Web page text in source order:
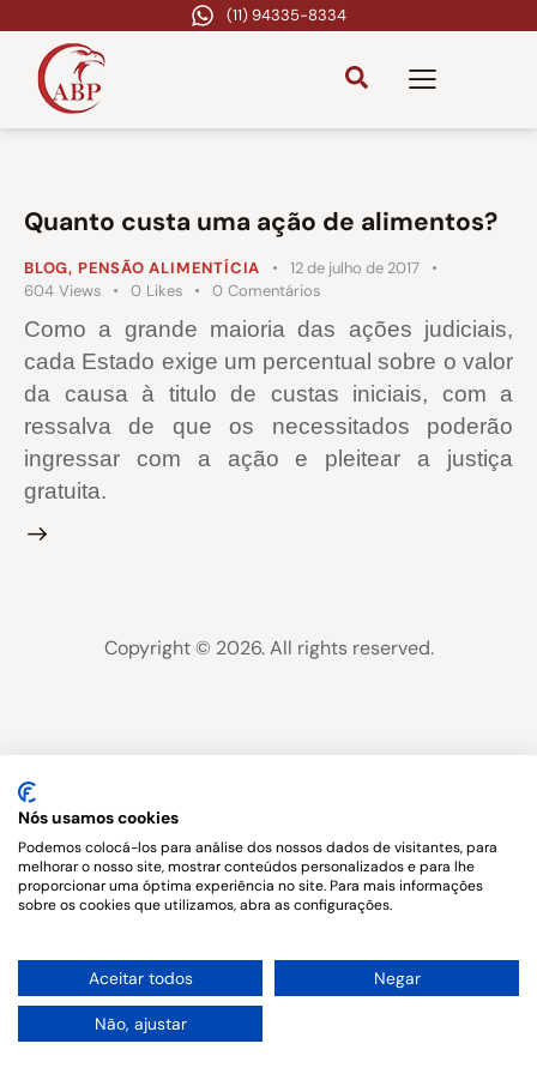
(11) 94335-8334
Quanto custa uma ação de alimentos?
BLOG, PENSÃO ALIMENTÍCIA
12 de julho de 2017
604 Views 0 Likes 0 Comentários
Como a grande maioria das ações judiciais,
cada Estado exige um percentual sobre o valor
da causa à titulo de custas iniciais, com a
ressalva de que os necessitados poderão
ingressar com a ação e pleitear a justiça
gratuita.
Copyright © 2026. All rights reserved.
Nós usamos cookies
Podemos colocá-los para análise dos nossos dados de visitantes, para
melhorar o nosso site, mostrar conteúdos personalizados e para lhe
proporcionar uma óptima experiência no site. Para mais informações
sobre os cookies que utilizamos, abra as configurações.
Aceitar todos Negar
Não, ajustar